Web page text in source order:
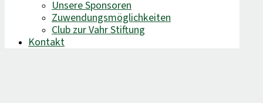
Unsere Sponsoren
Zuwendungsmöglichkeiten
Club zur Vahr Stiftung
Kontakt